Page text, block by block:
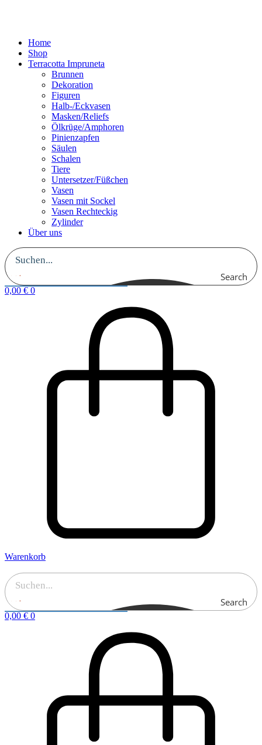
Home
Shop
Terracotta Impruneta
Brunnen
Dekoration
Figuren
Halb-/Eckvasen
Masken/Reliefs
Ölkrüge/Amphoren
Pinienzapfen
Säulen
Schalen
Tiere
Untersetzer/Füßchen
Vasen
Vasen mit Sockel
Vasen Rechteckig
Zylinder
Über uns
Search
0,00 € 0
Warenkorb
Search
0,00 € 0